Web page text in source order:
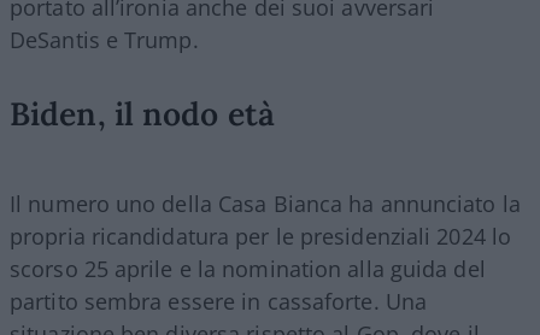
portato all’ironia anche dei suoi avversari
DeSantis e Trump.
Biden, il nodo età
Il numero uno della Casa Bianca ha annunciato la
propria ricandidatura per le presidenziali 2024 lo
scorso 25 aprile e la nomination alla guida del
partito sembra essere in cassaforte. Una